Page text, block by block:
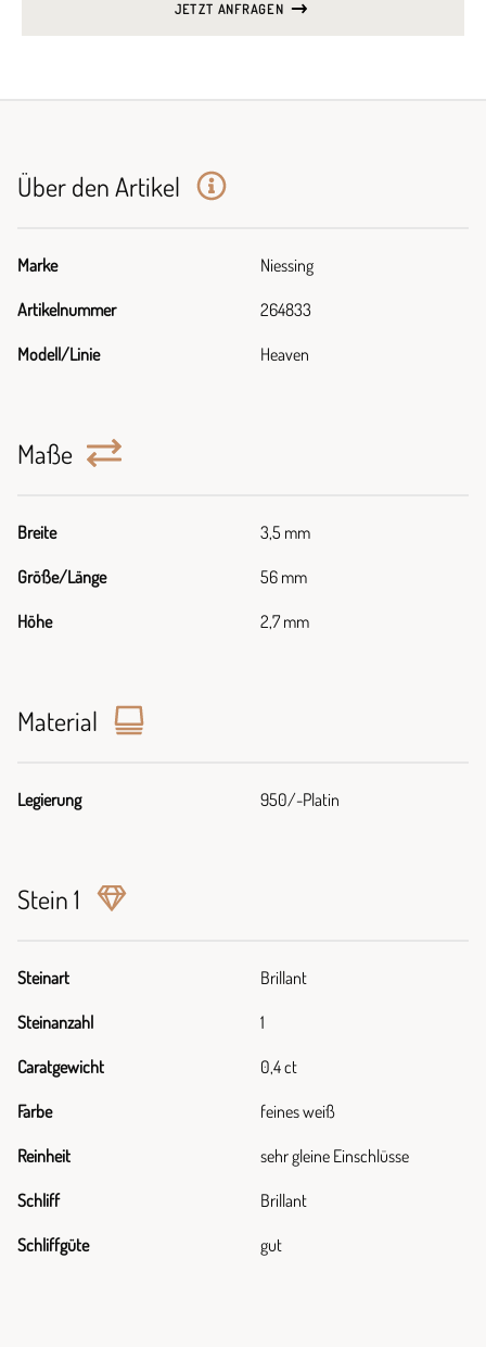
JETZT ANFRAGEN
Über den Artikel
Marke Niessing
Artikelnummer 264833
Modell/Linie Heaven
Maße
Breite 3,5 mm
Größe/Länge 56 mm
Höhe 2,7 mm
Material
Legierung 950/-Platin
Stein 1
Steinart Brillant
Steinanzahl 1
Caratgewicht 0,4 ct
Farbe feines weiß
Reinheit sehr gleine Einschlüsse
Schliff Brillant
Schliffgüte gut